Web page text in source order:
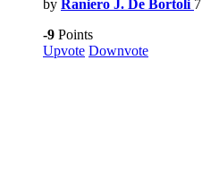
by Raniero J. De Bortoli
-9 Points
Upvote Downvote